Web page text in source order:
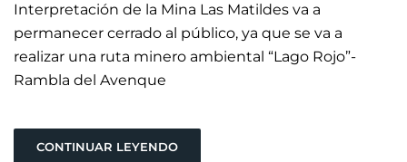
Interpretación de la Mina Las Matildes va a
permanecer cerrado al público, ya que se va a
realizar una ruta minero ambiental “Lago Rojo”-
Rambla del Avenque
CONTINUAR LEYENDO